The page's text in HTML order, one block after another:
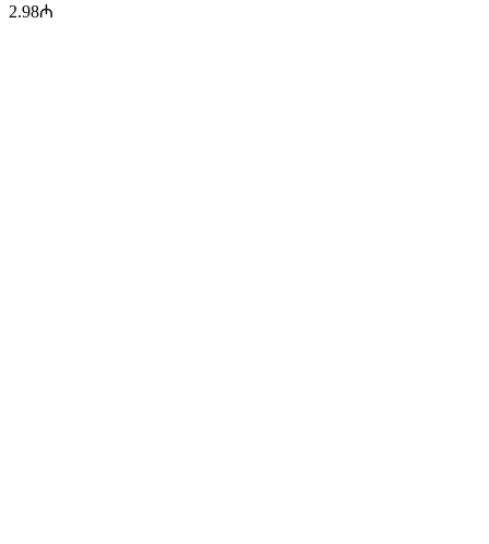
2.98₼